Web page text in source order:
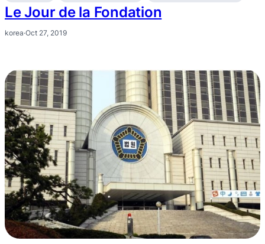
Le Jour de la Fondation
korea·Oct 27, 2019